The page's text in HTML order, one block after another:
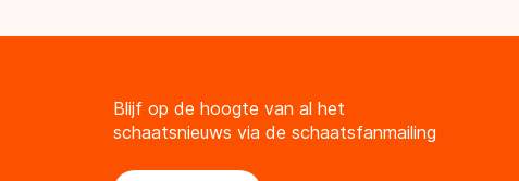
Blijf op de hoogte van al het
schaatsnieuws via de schaatsfanmailing